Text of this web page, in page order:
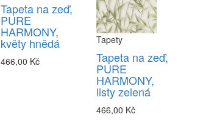
Tapeta na zeď,
PURE
HARMONY,
květy hnědá
466,00 Kč
Tapety
Tapeta na zeď,
PURE
HARMONY,
listy zelená
466,00 Kč